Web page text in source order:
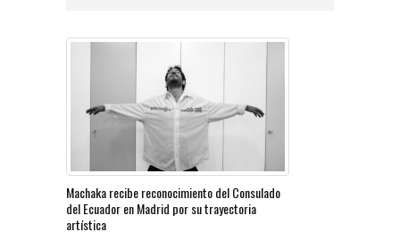
Machaka recibe reconocimiento del Consulado
del Ecuador en Madrid por su trayectoria
artística